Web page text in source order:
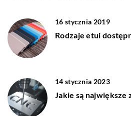
16 stycznia 2019
Rodzaje etui
14 stycznia 2023
Jakie są największe